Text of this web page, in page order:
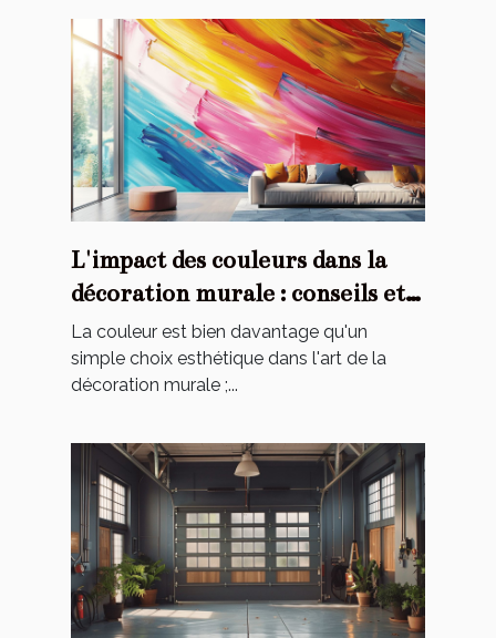
L'impact des couleurs dans la
décoration murale : conseils et
astuces
La couleur est bien davantage qu'un
simple choix esthétique dans l'art de la
décoration murale ;...